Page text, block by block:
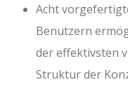
Acht
Benutzern
der effektivsten
Struktur der